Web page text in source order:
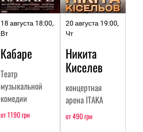
18 августа 18:00,
Вт
Кабаре
Театр
музыкальной
комедии
от 1190 грн
20 августа 19:00,
Чт
Никита
Киселев
концертная
арена ITAKA
от 490 грн